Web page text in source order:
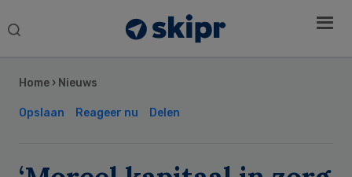
Search
Home › Nieuws
Opslaan Reageer nu Delen
Sidebar